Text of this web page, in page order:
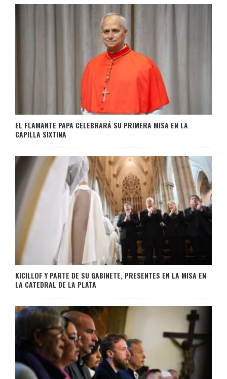
EL FLAMANTE PAPA CELEBRARÁ SU PRIMERA MISA EN LA
CAPILLA SIXTINA
KICILLOF Y PARTE DE SU GABINETE, PRESENTES EN LA MISA EN
LA CATEDRAL DE LA PLATA